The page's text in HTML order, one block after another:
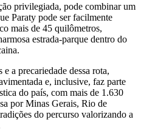
privilegiada, pode combinar um
Paraty pode ser facilmente
mais de 45 quilômetros,
estrada-parque dentro do
a precariedade dessa rota,
e, inclusive, faz parte
do país, com mais de 1.630
por Minas Gerais, Rio de
do percurso valorizando a